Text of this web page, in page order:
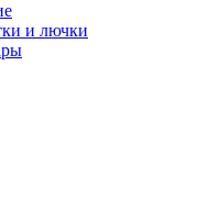
и лючки